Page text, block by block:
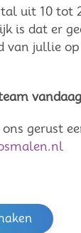
uit 10 tot
is dat er
van jullie
gerust